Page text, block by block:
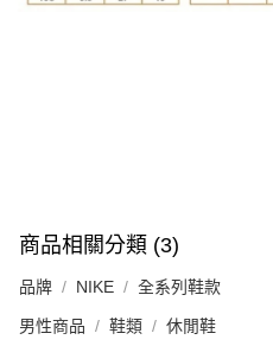
商品相關分類 (3)
品牌 NIKE 全系列鞋款
男性商品 鞋類 休閒鞋